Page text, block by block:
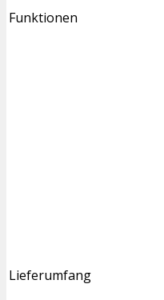
Funktionen
Lieferumfang